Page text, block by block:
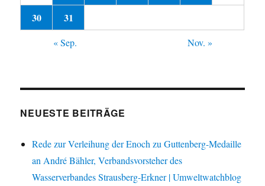
30 31
« Sep. Nov. »
NEUESTE BEITRÄGE
Rede zur Verleihung der Enoch zu Guttenberg-Medaille
an André Bähler, Verbandsvorsteher des
Wasserverbandes Strausberg-Erkner | Umweltwatchblog